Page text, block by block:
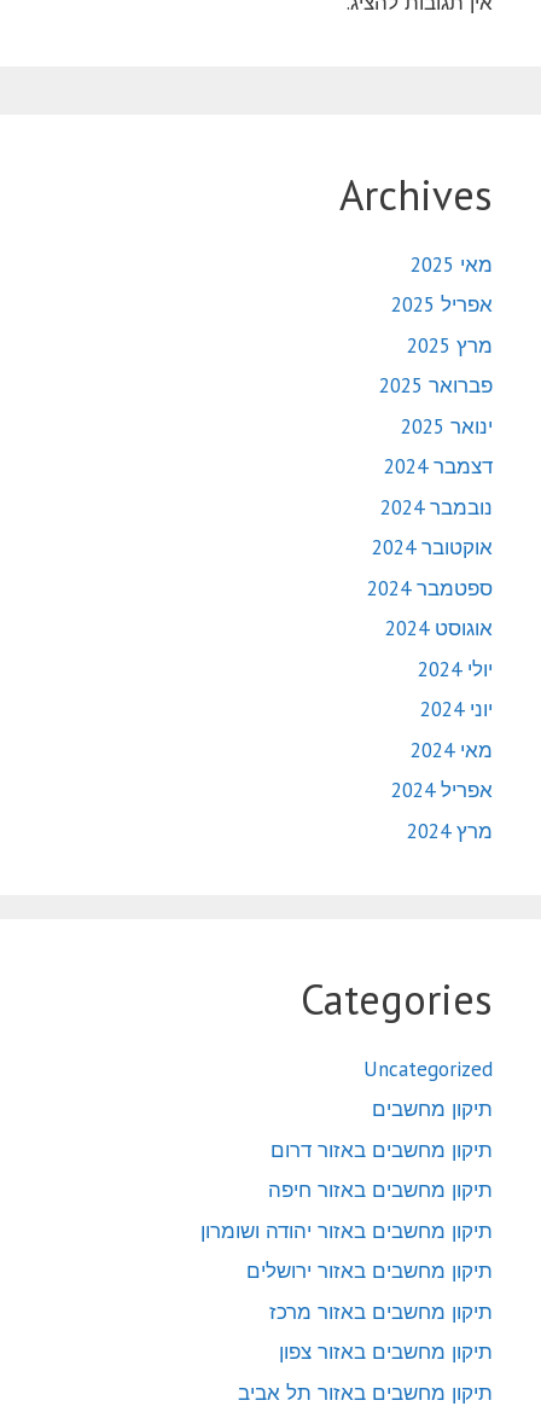
Archives
מאי 2025
אפריל 2025
מרץ 2025
פברואר 2025
ינואר 2025
דצמבר 2024
נובמבר 2024
אוקטובר 2024
ספטמבר 2024
אוגוסט 2024
יולי 2024
יוני 2024
מאי 2024
אפריל 2024
מרץ 2024
Categories
Uncategorized
תיקון מחשבים
תיקון מחשבים באזור דרום
תיקון מחשבים באזור חיפה
תיקון מחשבים באזור יהודה ושומרון
תיקון מחשבים באזור ירושלים
תיקון מחשבים באזור מרכז
תיקון מחשבים באזור צפון
תיקון מחשבים באזור תל אביב